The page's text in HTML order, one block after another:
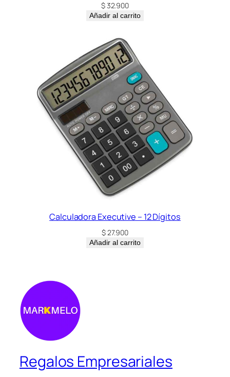
$32.900
Añadir al carrito
Calculadora Executive – 12 Dígitos
$27.900
Añadir al carrito
Regalos Empresariales